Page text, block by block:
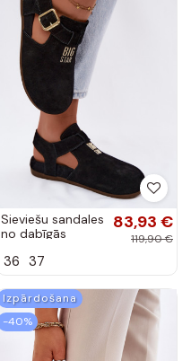
Sieviešu sandales
no dabīgās
Star TT274544
83,93 €
119,90 €
36 37
Izpārdošana
-40%